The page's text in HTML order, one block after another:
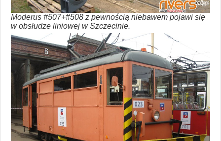
Moderus #507+#508 z pewnością niebawem pojawi się
w obsłudze liniowej w Szczecinie.